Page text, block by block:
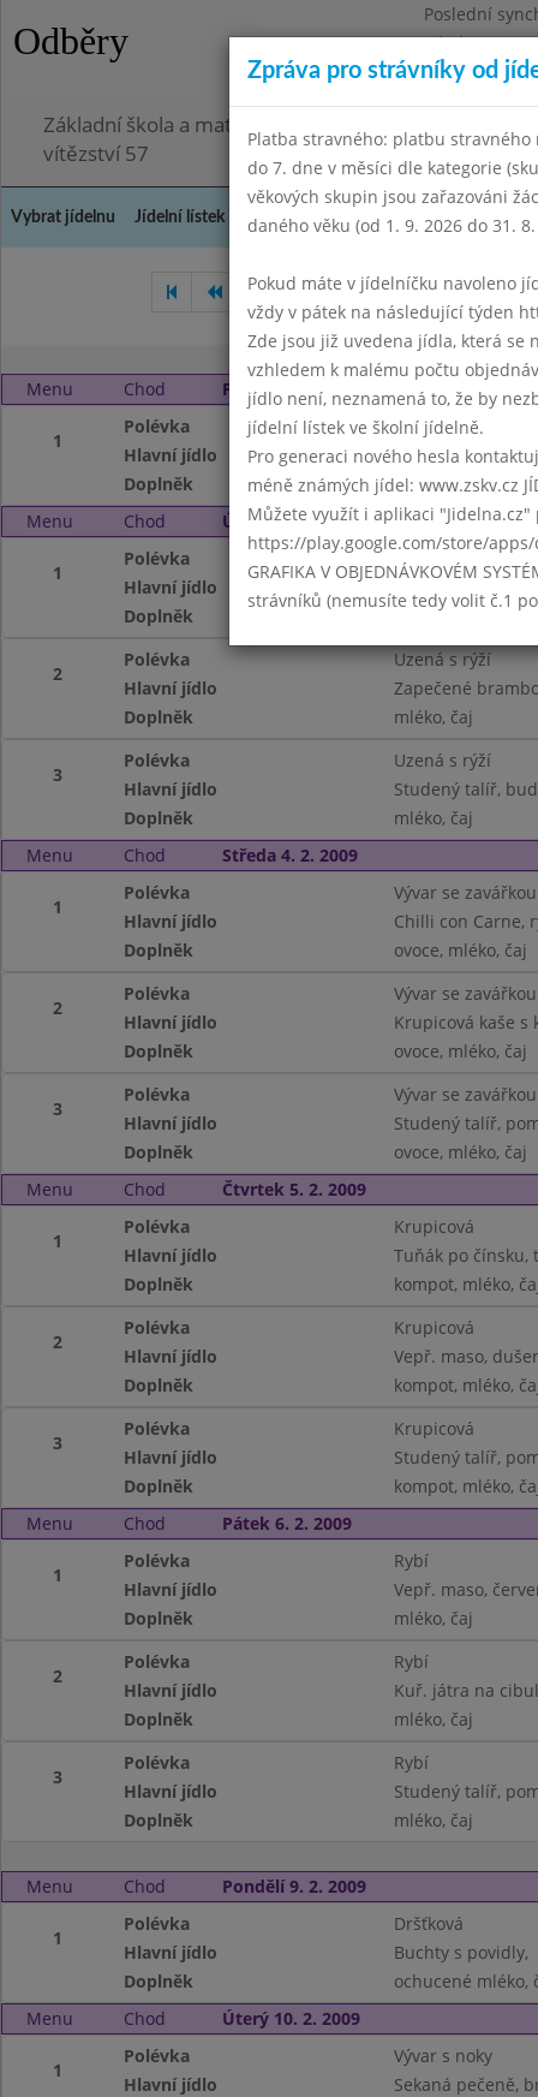
Odběry
Poslední
Pátek
Omezení
Základní škola a mateřská škola Chodov, Praha 4,
vítězství 57
Vybrat jídelnu Jídelní lístek Historie Kontakty a informace
Prosinec 2008 Leden 2009
Menu Chod Pondělí 2. 2. 2009
1
Polévka
Masová
Hlavní jídlo
Hrachová kaše,
Doplněk
moučník, mléko,
Menu
Chod Úterý 3. 2. 2009
1
Polévka
Uzená s rýží
Hlavní jídlo
Doplněk
mléko, čaj
2
Polévka
Uzená s rýží
Hlavní jídlo
Zapečené
Doplněk
mléko, čaj
3
Polévka
Uzená s rýží
Hlavní jídlo
Studený talíř,
Doplněk
mléko, čaj
Menu
Chod Středa 4. 2. 2009
1
Polévka
Vývar se zavářkou
Hlavní jídlo
Chilli con Carne,
Doplněk
ovoce, mléko, čaj
2
Polévka
Vývar se zavářkou
Hlavní jídlo
Krupicová kaše s
Doplněk
ovoce, mléko, čaj
3
Polévka
Vývar se zavářkou
Hlavní jídlo
Studený talíř,
Doplněk
ovoce, mléko, čaj
Menu
Chod Čtvrtek 5. 2. 2009
1
Polévka
Krupicová
Hlavní jídlo
Tuňák po čínsku,
Doplněk
kompot, mléko,
2
Polévka
Krupicová
Hlavní jídlo
Vepř. maso,
Doplněk
kompot, mléko,
3
Polévka
Krupicová
Hlavní jídlo
Studený talíř,
Doplněk
kompot, mléko,
Menu
Chod Pátek 6. 2. 2009
1
Polévka
Rybí
Hlavní jídlo
Vepř. maso,
Doplněk
mléko, čaj
2
Polévka
Rybí
Hlavní jídlo
Kuř. játra na
Doplněk
mléko, čaj
3
Polévka
Rybí
Hlavní jídlo
Studený talíř,
Doplněk
mléko, čaj
Menu Chod Pondělí 9. 2. 2009
1
Polévka
Dršťková
Hlavní jídlo
Buchty s povidly,
Doplněk
ochucené mléko,
Menu
Chod Úterý 10. 2. 2009
1
Polévka
Vývar s noky
Hlavní jídlo
Sekaná pečeně,
Zpráva pro strávníky od
Platba stravného: platbu stravného
do 7. dne v měsíci dle kategorie
věkových skupin jsou zařazováni
daného věku (od 1. 9. 2026 do 31.
Pokud máte v jídelníčku navoleno
vždy v pátek na následující týden
Zde jsou již uvedena jídla, která se
vzhledem k malému počtu
jídlo není, neznamená to, že by
jídelní lístek ve školní jídelně.
Pro generaci nového hesla
méně známých jídel: www.zskv.cz
Můžete využít i aplikaci
https://play.google.com/store/
GRAFIKA V OBJEDNÁVKOVÉM
strávníků (nemusíte tedy volit č.1